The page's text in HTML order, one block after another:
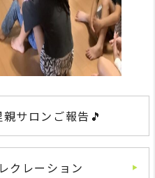
サロンご報告🎵
クレーション